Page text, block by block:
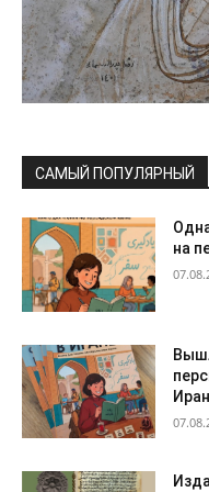
САМЫЙ ПОПУЛЯРНЫЙ
на